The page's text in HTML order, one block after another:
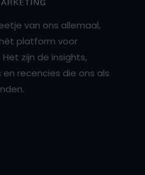
van ons allemaal,
platform voor
zijn de insights,
recencies die ons als